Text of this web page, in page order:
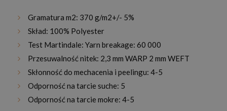
Gramatura m2: 370 g/m2+/- 5%
Skład: 100% Polyester
Test Martindale: Yarn breakage: 60 000
Przesuwalność nitek: 2,3 mm WARP 2 mm WEFT
Skłonność do mechacenia i peelingu: 4-5
Odporność na tarcie suche: 5
Odporność na tarcie mokre: 4-5